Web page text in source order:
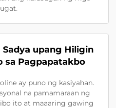
upang Hiligin
sa Pagpapatakbo
ay puno ng kasiyahan.
na pamamaraan ng
ito at maaaring gawing